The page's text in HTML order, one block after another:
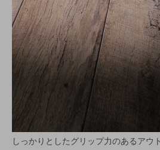
しっかりとしたグリップ力のあるアウ